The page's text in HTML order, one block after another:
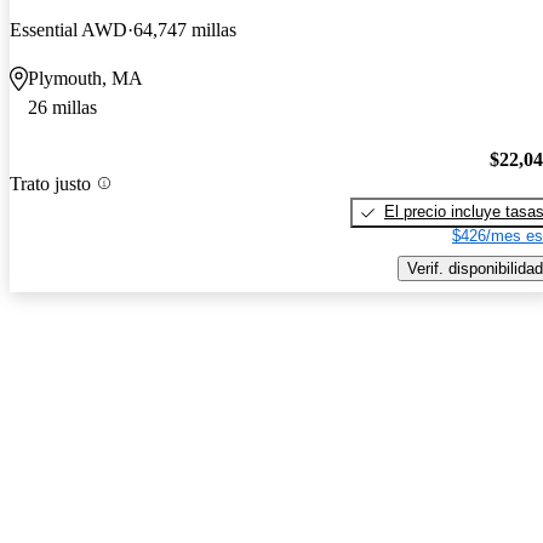
Essential AWD 64,747 millas
Plymouth, MA
26 millas
Trato justo
El precio incluye tasas
$426/mes
Verif. disponibilidad